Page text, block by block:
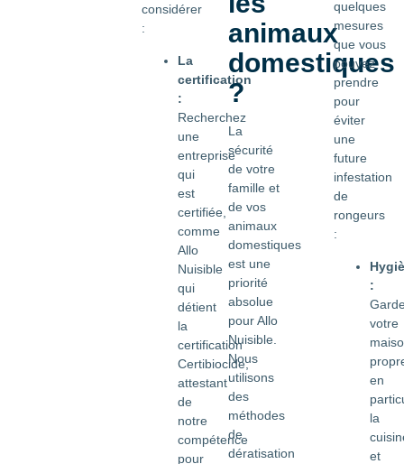
considérer
:
La
certification
:
Recherchez
une
entreprise
qui
est
certifiée,
comme
Allo
Nuisible
qui
détient
la
certification
Certibiocide,
attestant
de
notre
compétence
pour
animaux
domestiques
?
La
sécurité
de votre
famille et
de vos
animaux
domestiques
est une
priorité
absolue
pour Allo
Nuisible.
Nous
utilisons
des
méthodes
de
dératisation
quelques
mesures
que vous
pouvez
prendre
pour
éviter
une
future
infestation
de
rongeurs
:
:
votre
en
la
et